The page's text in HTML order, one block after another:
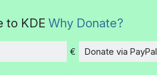
to KDE Why Donate?
Amount
€ Donate via PayPal